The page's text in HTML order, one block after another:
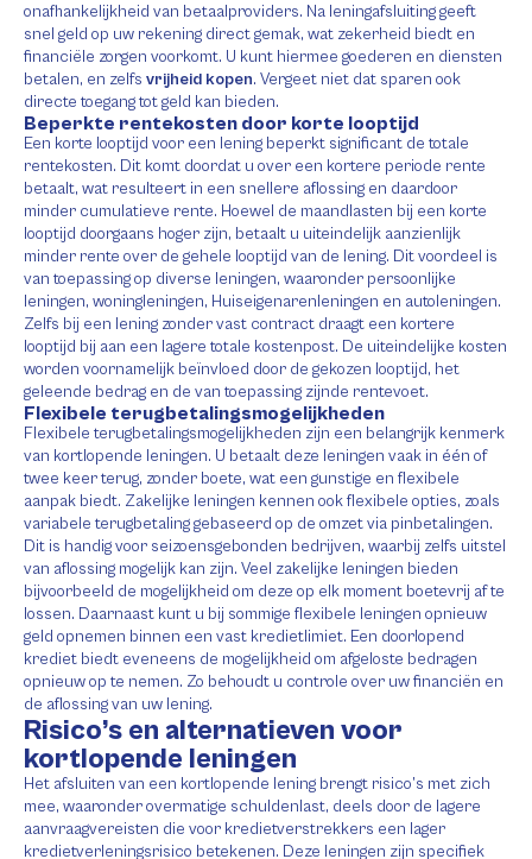
onafhankelijkheid van betaalproviders. Na leningafsluiting geeft
snel geld op uw rekening direct gemak, wat zekerheid biedt en
financiële zorgen voorkomt. U kunt hiermee goederen en diensten
betalen, en zelfs vrijheid kopen. Vergeet niet dat sparen ook
directe toegang tot geld kan bieden.
Beperkte rentekosten door korte looptijd
Een korte looptijd voor een lening beperkt significant de totale
rentekosten. Dit komt doordat u over een kortere periode rente
betaalt, wat resulteert in een snellere aflossing en daardoor
minder cumulatieve rente. Hoewel de maandlasten bij een korte
looptijd doorgaans hoger zijn, betaalt u uiteindelijk aanzienlijk
minder rente over de gehele looptijd van de lening. Dit voordeel is
van toepassing op diverse leningen, waaronder persoonlijke
leningen, woningleningen, Huiseigenarenleningen en autoleningen.
Zelfs bij een lening zonder vast contract draagt een kortere
looptijd bij aan een lagere totale kostenpost. De uiteindelijke kosten
worden voornamelijk beïnvloed door de gekozen looptijd, het
geleende bedrag en de van toepassing zijnde rentevoet.
Flexibele terugbetalingsmogelijkheden
Flexibele terugbetalingsmogelijkheden zijn een belangrijk kenmerk
van kortlopende leningen. U betaalt deze leningen vaak in één of
twee keer terug, zonder boete, wat een gunstige en flexibele
aanpak biedt. Zakelijke leningen kennen ook flexibele opties, zoals
variabele terugbetaling gebaseerd op de omzet via pinbetalingen.
Dit is handig voor seizoensgebonden bedrijven, waarbij zelfs uitstel
van aflossing mogelijk kan zijn. Veel zakelijke leningen bieden
bijvoorbeeld de mogelijkheid om deze op elk moment boetevrij af te
lossen. Daarnaast kunt u bij sommige flexibele leningen opnieuw
geld opnemen binnen een vast kredietlimiet. Een doorlopend
krediet biedt eveneens de mogelijkheid om afgeloste bedragen
opnieuw op te nemen. Zo behoudt u controle over uw financiën en
de aflossing van uw lening.
Risico’s en alternatieven voor
kortlopende leningen
Het afsluiten van een kortlopende lening brengt risico’s met zich
mee, waaronder overmatige schuldenlast, deels door de lagere
aanvraagvereisten die voor kredietverstrekkers een lager
kredietverleningsrisico betekenen. Deze leningen zijn specifiek